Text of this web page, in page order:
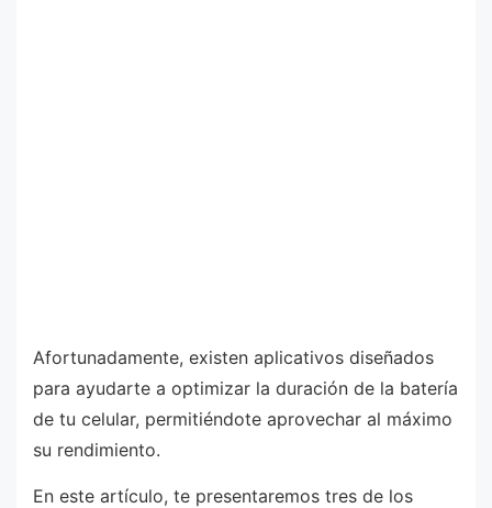
Afortunadamente, existen aplicativos diseñados
para ayudarte a optimizar la duración de la batería
de tu celular, permitiéndote aprovechar al máximo
su rendimiento.
En este artículo, te presentaremos tres de los